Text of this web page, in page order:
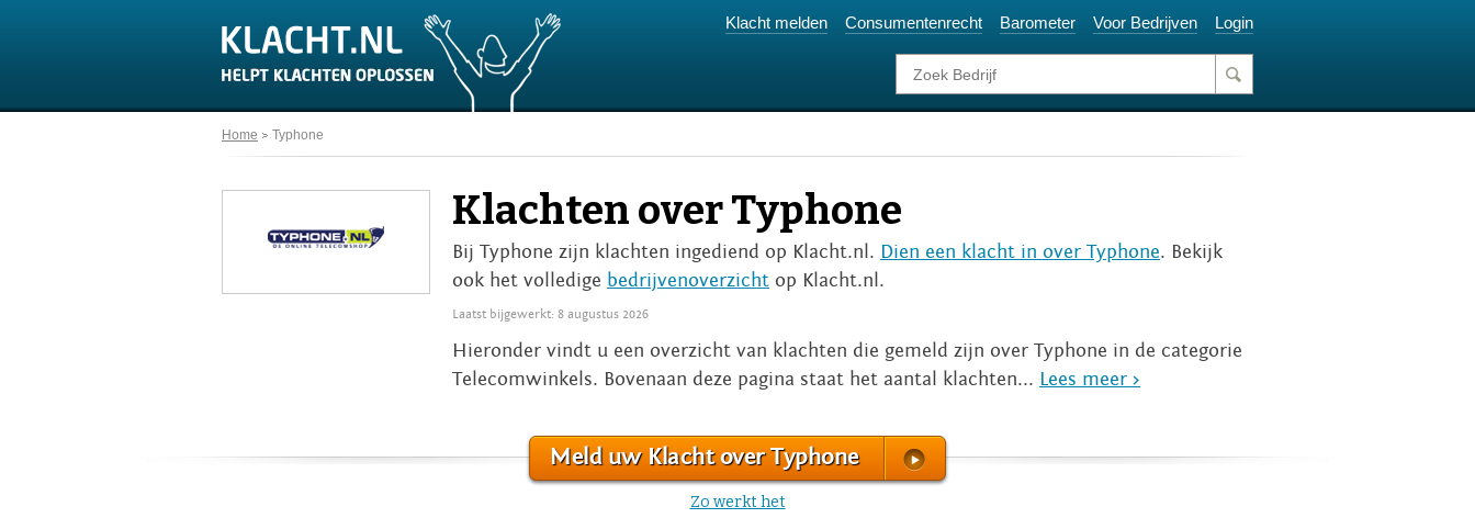
Klacht melden Consumentenrecht Barometer Voor Bedrijven Login
Home Typhone
Klachten over Typhone
Bij Typhone zijn klachten ingediend op Klacht.nl. Dien een klacht in over Typhone. Bekijk
ook het volledige bedrijvenoverzicht op Klacht.nl.
Laatst bijgewerkt: 8 augustus 2026
Hieronder vindt u een overzicht van klachten die gemeld zijn over Typhone in de categorie
Telecomwinkels. Bovenaan deze pagina staat het aantal klachten... Lees meer >
Meld uw Klacht over Typhone
Zo werkt het